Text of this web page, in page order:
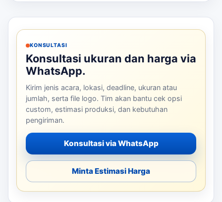
KONSULTASI
Konsultasi ukuran dan harga via
WhatsApp.
Kirim jenis acara, lokasi, deadline, ukuran atau
jumlah, serta file logo. Tim akan bantu cek opsi
custom, estimasi produksi, dan kebutuhan
pengiriman.
Konsultasi via WhatsApp
Minta Estimasi Harga